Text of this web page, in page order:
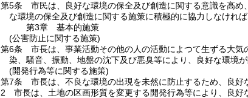
第5条
市民は、良好な環境の保全及び創造に関する意識を高
な環境の保全及び創造に関する施策に積極的に協力しなければ
第3章
基本的施策
(公害防止に関する施策)
第6条
市長は、事業活動その他の人の活動によつて生ずる大気
染、騒音、振動、地盤の沈下及び悪臭等により、良好な環境
(開発行為等に関する施策)
第7条
市長は、不良な環境の出現を未然に防止するため、良
2
市長は、土地の区画形質を変更する開発行為等により、良